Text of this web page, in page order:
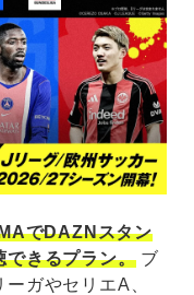
でDAZNスタン
きるプラン。ブ
ガやセリエA、